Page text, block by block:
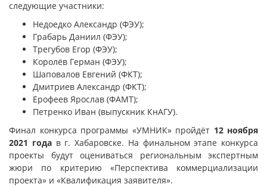
следующие участники:
Недоедко Александр (ФЭУ);
Грабарь Даниил (ФЭУ);
Трегубов Егор (ФЭУ);
Королёв Герман (ФЭУ);
Шаповалов Евгений (ФКТ);
Дмитриев Александр (ФКТ);
Ерофеев Ярослав (ФАМТ);
Петренко Иван (выпускник КнАГУ).
Финал конкурса программы «УМНИК» пройдёт 12 ноября
2021 годав г. Хабаровске. На финальном этапе конкурса
проекты будут оцениваться региональным экспертным
жюри по критерию «Перспектива коммерциализации
проекта» и «Квалификация заявителя».